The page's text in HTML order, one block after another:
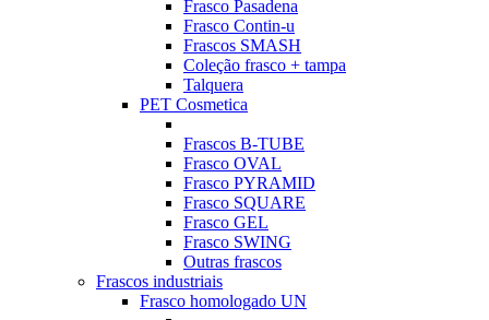
Frasco Pasadena
Frasco Contin-u
Frascos SMASH
Coleção frasco + tampa
Talquera
PET Cosmetica
Frascos B-TUBE
Frasco OVAL
Frasco PYRAMID
Frasco SQUARE
Frasco GEL
Frasco SWING
Outras frascos
Frascos industriais
Frasco homologado UN